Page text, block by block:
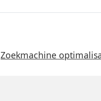
Zoekmachine